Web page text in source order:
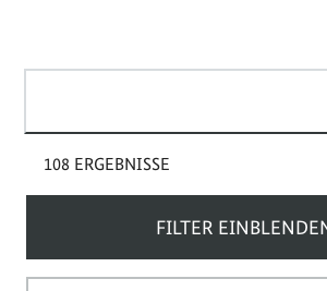
108 ERGEBNISSE
FILTER